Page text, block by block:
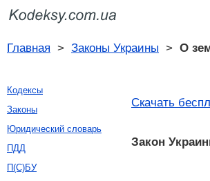
Главная > Законы Украины > О
Скачать
Закон
Кодексы
Законы
Юридический словарь
ПДД
П(С)БУ